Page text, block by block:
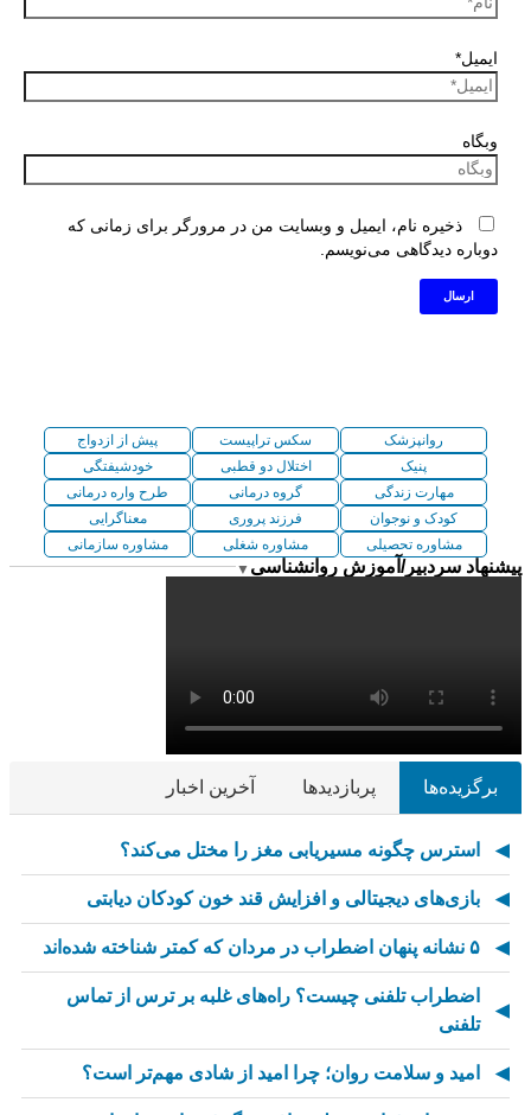
ایمیل*
وبگاه
ذخیره نام، ایمیل و وبسایت من در مرورگر برای زمانی که
دوباره دیدگاهی می‌نویسم.
روانپزشک سکس تراپیست
پیش از ازدواج
پنیک
اختلال دو قطبی
خودشیفتگی
مهارت زندگی
گروه درمانی
طرح واره درمانی
کودک و نوجوان
فرزند پروری
معناگرایی
مشاوره تحصیلی
مشاوره شغلی مشاوره سازمانی
پیشنهاد سردبیر/آموزش روانشناسی ▼
برگزیده‌ها پربازدیدها آخرین اخبار
استرس چگونه مسیریابی مغز را مختل می‌کند؟
بازی‌های دیجیتالی و افزایش قند خون کودکان دیابتی
۵ نشانه پنهان اضطراب در مردان که کمتر شناخته شده‌اند
اضطراب تلفنی چیست؟ راه‌های غلبه بر ترس از تماس
تلفنی
امید و سلامت روان؛ چرا امید از شادی مهم‌تر است؟